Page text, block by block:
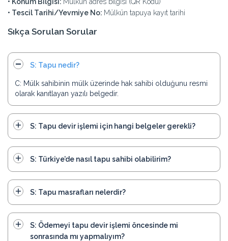
• Tescil Tarihi/Yevmiye No: Mülkün tapuya kayıt tarihi
Sıkça Sorulan Sorular
S: Tapu nedir?
C: Mülk sahibinin mülk üzerinde hak sahibi olduğunu resmi
olarak kanıtlayan yazılı belgedir.
S: Tapu devir işlemi için hangi belgeler gerekli?
S: Türkiye’de nasıl tapu sahibi olabilirim?
S: Tapu masrafları nelerdir?
S: Ödemeyi tapu devir işlemi öncesinde mi
sonrasında mı yapmalıyım?